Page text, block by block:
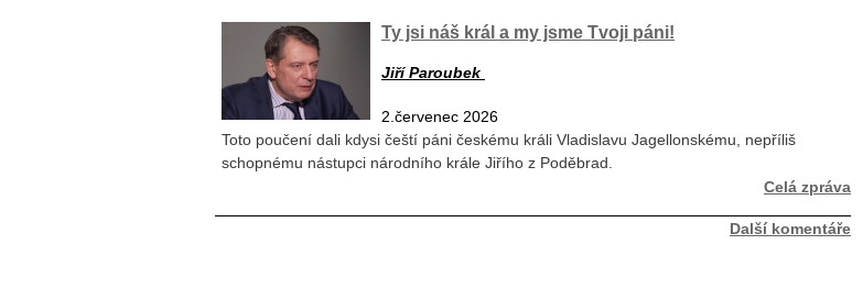
Ty jsi náš král a my jsme Tvoji páni!
Jiří Paroubek
2.červenec 2026
Toto poučení dali kdysi čeští páni českému králi Vladislavu Jagellonskému, nepříliš
schopnému nástupci národního krále Jiřího z Poděbrad.
Celá zpráva
Další komentáře